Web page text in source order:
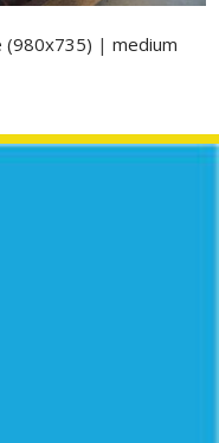
(980x735) |medium